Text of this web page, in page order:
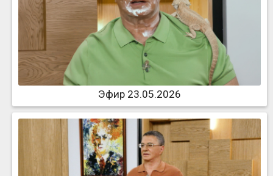
Эфир 23.05.2026